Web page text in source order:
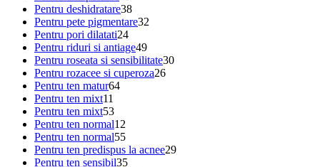
de
produse
Pentru deshidratare3838
de
Pentru pete pigmentare32
Pentru pori dilatati2424
de
produse
Pentru riduri si antiage4949
de
produse
Pentru roseata si sensibilitate3030
Pentru rozacee si cuperoza2626
Pentru ten matur6464
Pentru ten mixt11
produse
Pentru ten mixt5353
de
produse
Pentru ten normal12
produse
Pentru ten normal5555
de
produse
Pentru ten predispus la acnee2929
Pentru ten sensibil3535